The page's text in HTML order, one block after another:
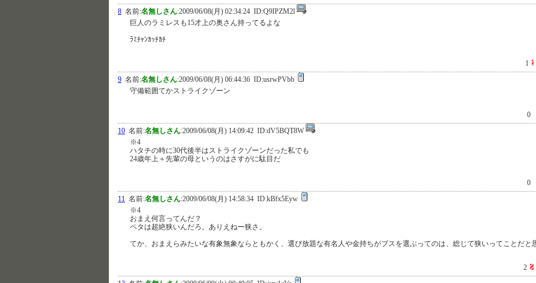
8 名前:名無しさん:2009/06/08(月) 02:34:24 ID:Q9IPZM2l
巨人のラミレスも15才上の奥さん持ってるよな
ﾗﾐﾁｬﾝｶｯﾁｶﾁ
1
9 名前:名無しさん:2009/06/08(月) 06:44:36 ID:usrwPVbb
守備範囲てかストライクゾーン
0
10 名前:名無しさん:2009/06/08(月) 14:09:42 ID:dV5BQT8W
※4
ハタチの時に30代後半はストライクゾーンだった私でも
24歳年上＋先輩の母というのはさすがに駄目だ
0
11 名前:名無しさん:2009/06/08(月) 14:58:34 ID:kBfx5Eyw
※4
おまえ何言ってんだ？
ペタは超絶狭いんだろ。ありえねー狭さ。
てか、おまえらみたいな有象無象ならともかく、選び放題な有名人や金持ちがブスを選ぶってのは、総じて狭いってことだと
2